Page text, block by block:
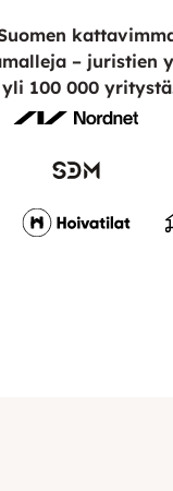
– juristien
100 000